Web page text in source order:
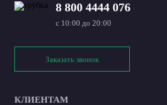
8 800 4444 076
с 10:00 до 20:00
Заказать звонок
КЛИЕНТАМ